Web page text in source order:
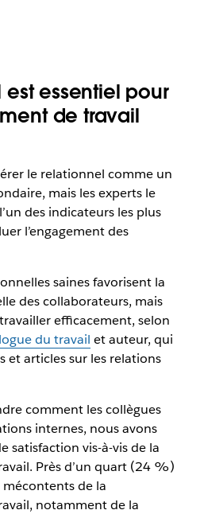
essentiel pour
de travail
le relationnel comme un
mais les experts le
des indicateurs les plus
l’engagement des
saines favorisent la
des collaborateurs, mais
efficacement, selon
du travail et auteur, qui
et articles sur les relations
comment les collègues
internes, nous avons
satisfaction vis-à-vis de la
Près d’un quart (24 %)
mécontents de la
notamment de la